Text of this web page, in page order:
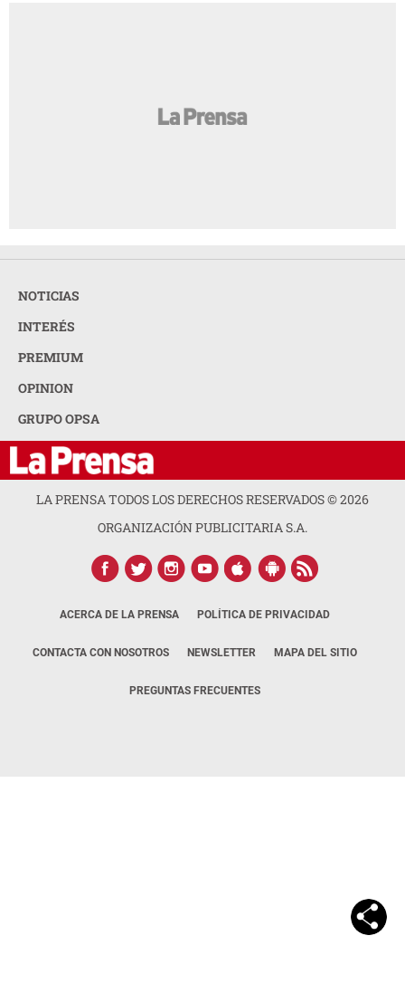
NOTICIAS
INTERÉS
PREMIUM
OPINION
GRUPO OPSA
LA PRENSA TODOS LOS DERECHOS RESERVADOS ©2026
ORGANIZACIÓN PUBLICITARIA S.A.
ACERCA DE LA PRENSA POLÍTICA DE PRIVACIDAD
CONTACTA CON NOSOTROS NEWSLETTER MAPA DEL SITIO
PREGUNTAS FRECUENTES